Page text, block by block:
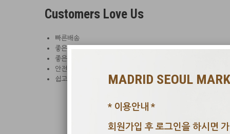
Customers Love Us
빠른배송
좋은상품
좋은가격
안전한포장
쉽고 편안한 행복 쇼핑공간MADRID SEOUL
* 이용안내 *
회원가입 후 로그인을 하시면